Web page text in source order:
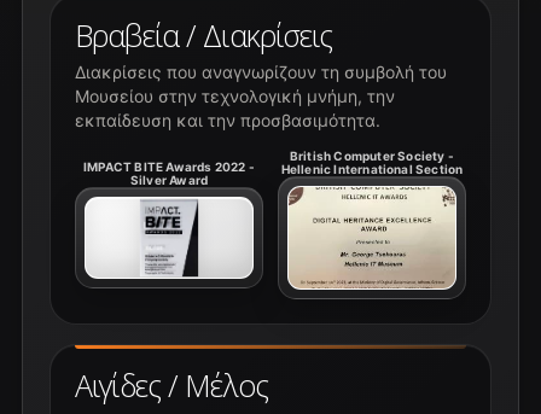
Αιγίδες / Μέλος
Βραβεία / Διακρίσεις
Διακρίσεις που αναγνωρίζουν τη συμβολή του
Μουσείου στην τεχνολογική μνήμη, την
εκπαίδευση και την προσβασιμότητα.
IMPACT BITE Awards 2022 -
Silver Award
British Computer Society -
Hellenic International Section